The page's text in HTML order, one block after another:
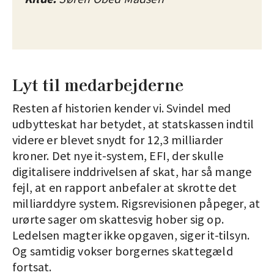
Lyt til medarbejderne
Resten af historien kender vi. Svindel med
udbytteskat har betydet, at statskassen indtil
videre er blevet snydt for 12,3 milliarder
kroner. Det nye it-system, EFI, der skulle
digitalisere inddrivelsen af skat, har så mange
fejl, at en rapport anbefaler at skrotte det
milliarddyre system. Rigsrevisionen påpeger, at
urørte sager om skattesvig hober sig op.
Ledelsen magter ikke opgaven, siger it-tilsyn.
Og samtidig vokser borgernes skattegæld
fortsat.